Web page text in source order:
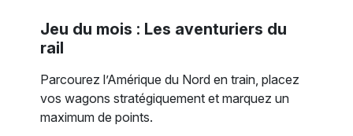
Jeu du mois : Les aventuriers du
rail
Parcourez l’Amérique du Nord en train, placez
vos wagons stratégiquement et marquez un
maximum de points.